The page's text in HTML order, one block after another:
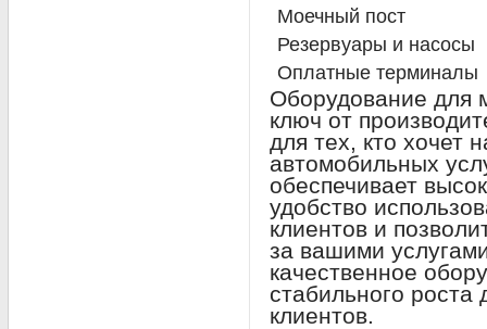
Моечный пост
Резервуары и насосы
Оплатные терминалы
Оборудование для
ключ от
для тех, кто хочет
автомобильных
обеспечивает
удобство
клиентов и
за вашими
качественное
стабильного роста
клиентов.